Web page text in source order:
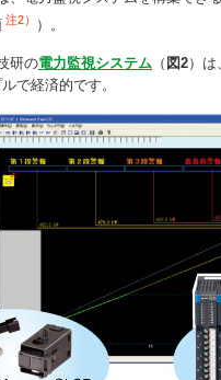
注2） ）。
研の電力監視システム （ 図2）
で経済的です。